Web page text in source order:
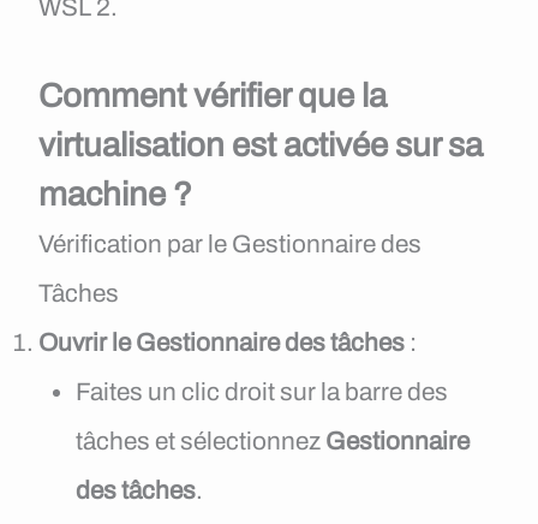
WSL 2.
Comment vérifier que la
virtualisation est activée sur sa
machine ?
Vérification par le Gestionnaire des
Tâches
Ouvrir le Gestionnaire des tâches :
Faites un clic droit sur la barre des
tâches et sélectionnez Gestionnaire
des tâches.